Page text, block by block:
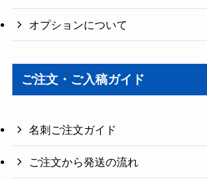
オプションについて
ご注文・ご入稿ガイド
名刺ご注文ガイド
ご注文から発送の流れ